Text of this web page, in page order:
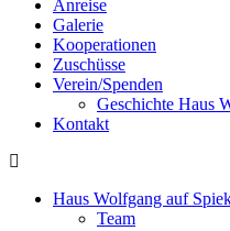
Anreise
Galerie
Kooperationen
Zuschüsse
Verein/Spenden
Geschichte Haus
Kontakt
Haus Wolfgang auf
Team